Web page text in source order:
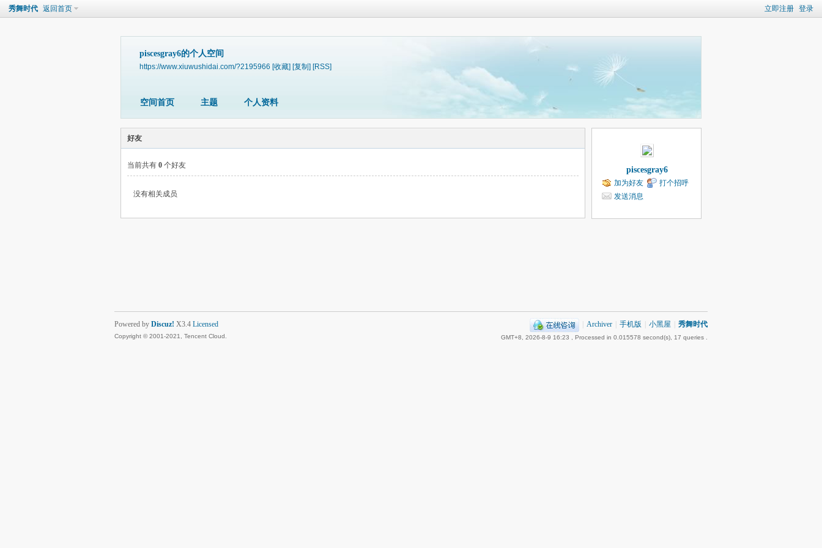
立即注册 登录
秀舞时代 返回首页
piscesgray6的个人空间
https://www.xiuwushidai.com/?2195966 [收藏] [复制] [RSS]
空间首页 主题 个人资料
好友
当前共有 0 个好友
没有相关成员
piscesgray6
加为好友
打个招呼
发送消息
Archiver 手机版 小黑屋 秀舞时代
GMT+8, 2026-8-9 16:23 , Processed in 0.015578 second(s), 17 queries .
Powered by Discuz! X3.4 Licensed
Copyright © 2001-2021, Tencent Cloud.